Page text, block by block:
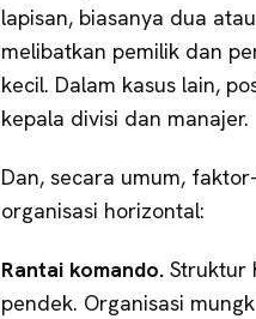
lapisan, biasanya dua
melibatkan pemilik dan
kecil. Dalam kasus lain,
kepala divisi dan manajer.
Dan, secara umum,
organisasi horizontal:
Rantai komando. Struktur
pendek. Organisasi